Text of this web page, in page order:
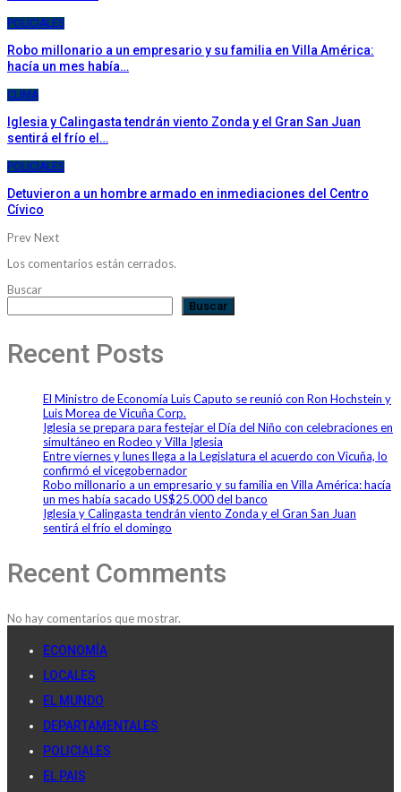
POLICIALES
Robo millonario a un empresario y su familia en Villa América:
hacía un mes había…
CLIMA
Iglesia y Calingasta tendrán viento Zonda y el Gran San Juan
sentirá el frío el…
POLICIALES
Detuvieron a un hombre armado en inmediaciones del Centro
Cívico
PrevNext
Los comentarios están cerrados.
Buscar
Buscar
Recent Posts
El Ministro de Economía Luis Caputo se reunió con Ron Hochstein y
Luis Morea de Vicuña Corp.
Iglesia se prepara para festejar el Día del Niño con celebraciones en
simultáneo en Rodeo y Villa Iglesia
Entre viernes y lunes llega a la Legislatura el acuerdo con Vicuña, lo
confirmó el vicegobernador
Robo millonario a un empresario y su familia en Villa América: hacía
un mes había sacado US$25.000 del banco
Iglesia y Calingasta tendrán viento Zonda y el Gran San Juan
sentirá el frío el domingo
Recent Comments
No hay comentarios que mostrar.
ECONOMÍA
LOCALES
EL MUNDO
DEPARTAMENTALES
POLICIALES
EL PAIS